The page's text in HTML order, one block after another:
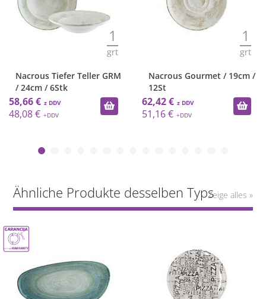
1
grt
Nacrous Tiefer Teller GRM
/ 24cm / 6Stk
58,66 €
48,08 €
1
grt
Nacrous Gourmet / 19cm /
12St
62,42 €
51,16 €
Ähnliche Produkte desselben TypsZeige alles »